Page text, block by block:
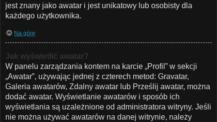
jest znany jako awatar i jest unikatowy lub osobisty dla
każdego użytkownika.
Na górę
Jak wyświetlić awatar?
W panelu zarządzania kontem na karcie „Profil” w sekcji
„Awatar”, używając jednej z czterech metod: Gravatar,
Galeria awatarów, Zdalny awatar lub Prześlij awatar, można
dodać awatar. Wyświetlanie awatarów i sposób ich
wyświetlania są uzależnione od administratora witryny. Jeśli
nie można używać awatarów na danej witrynie, należy